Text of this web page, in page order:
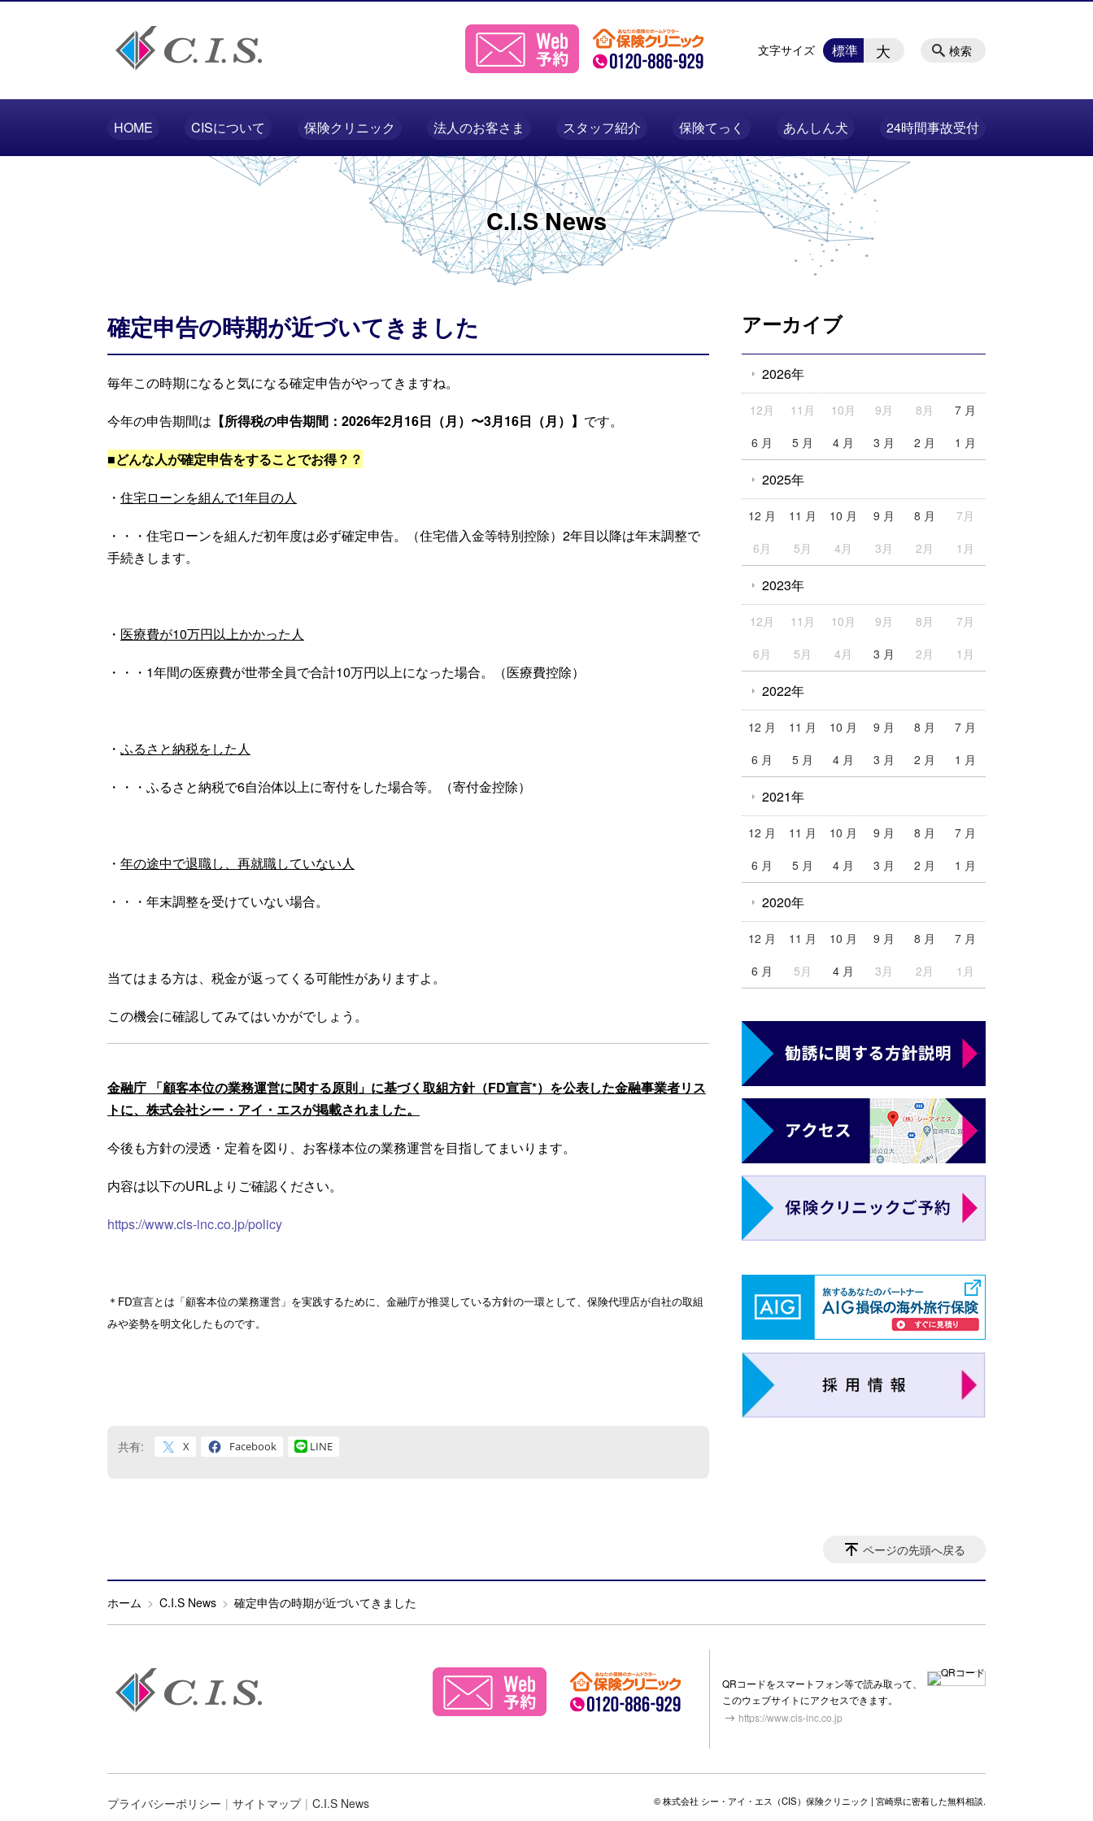
HOME CISについて 保険クリニック 法人のお客さま スタッフ紹介 保険てっく あんしん犬 24時間事故受付
検索
文字サイズ 標準 大
C.I.S News
確定申告の時期が近づいてきました
毎年この時期になると気になる確定申告がやってきますね。
今年の申告期間は 【所得税の申告期間：2026年2月16日（月）〜3月16日（月）】 です。
■どんな人が確定申告をすることでお得？？
・ 住宅ローンを組んで1年目の人
・・・住宅ローンを組んだ初年度は必ず確定申告。（住宅借入金等特別控除）2年目以降は年末調整で
手続きします。
・ 医療費が10万円以上かかった人
・・・1年間の医療費が世帯全員で合計10万円以上になった場合。（医療費控除）
・ ふるさと納税をした人
・・・ふるさと納税で6自治体以上に寄付をした場合等。（寄付金控除）
・ 年の途中で退職し、再就職していない人
・ ・・年末調整を受けていない場合。
当てはまる方は、税金が返ってくる可能性がありますよ。
この機会に確認してみてはいかがでしょう。
金融庁 「顧客本位の業務運営に関する原則」に基づく取組方針（FD宣言*）を公表した金融事業者リス
トに、株式会社シー・アイ・エスが掲載されました。
今後も方針の浸透・定着を図り、お客様本位の業務運営を目指してまいります。
内容は以下のURLよりご確認ください。
https://www.cis-inc.co.jp/policy
＊FD宣言とは「顧客本位の業務運営」を実践するために、金融庁が推奨している方針の一環として、保険代理店が自社の取組
みや姿勢を明文化したものです。
共有: X Facebook LINE
アーカイブ
2026年
12月 11月 10月 9月 8月 7 月
6 月 5 月 4 月 3 月 2 月 1 月
2025年
12 月 11 月 10 月 9 月 8 月 7月
6月 5月 4月 3月 2月 1月
2023年
12月 11月 10月 9月 8月 7月
6月 5月 4月 3 月 2月 1月
2022年
12 月 11 月 10 月 9 月 8 月 7 月
6 月 5 月 4 月 3 月 2 月 1 月
2021年
12 月 11 月 10 月 9 月 8 月 7 月
6 月 5 月 4 月 3 月 2 月 1 月
2020年
12 月 11 月 10 月 9 月 8 月 7 月
6 月 5月 4 月 3月 2月 1月
ページの先頭へ戻る
ホーム C.I.S News 確定申告の時期が近づいてきました
QRコードをスマートフォン等で読み取って、
このウェブサイトにアクセスできます。
https://www.cis-inc.co.jp
プライバシーポリシー サイトマップ C.I.S News © 株式会社 シー・アイ・エス（CIS）保険クリニック | 宮崎県に密着した無料相談.